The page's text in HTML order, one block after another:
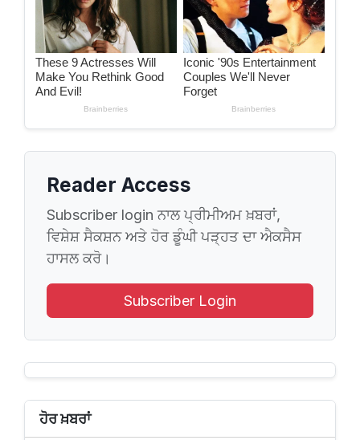
Reader Access
Subscriber login ਨਾਲ ਪ੍ਰੀਮੀਅਮ ਖ਼ਬਰਾਂ,
ਵਿਸ਼ੇਸ਼ ਸੈਕਸ਼ਨ ਅਤੇ ਹੋਰ ਡੂੰਘੀ ਪੜ੍ਹਤ ਦਾ ਐਕਸੈਸ
ਹਾਸਲ ਕਰੋ।
Subscriber Login
ਹੋਰ ਖ਼ਬਰਾਂ